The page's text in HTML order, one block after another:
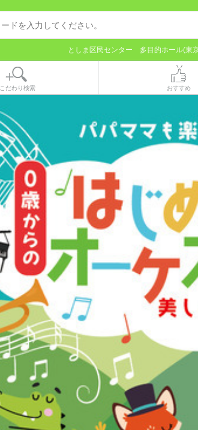
としま区民センター 多目的ホール(東
こだわり検索 おすすめ